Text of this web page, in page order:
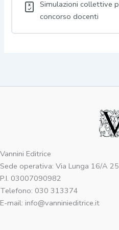
Simulazioni collettive
concorso docenti
Vannini Editrice
Sede operativa: Via Lunga 16/A
P.I. 03007090982
Telefono: 030 313374
E-mail: info@vanninieditrice.it